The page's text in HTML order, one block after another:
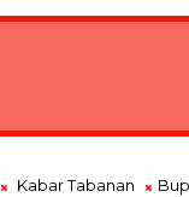
Kabar Tabanan